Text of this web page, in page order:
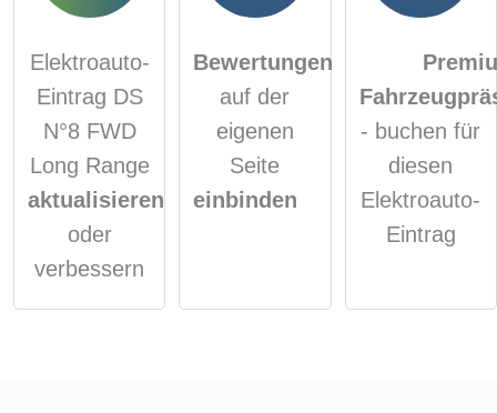
Elektroauto-
Eintrag DS
N°8 FWD
Long Range
aktualisieren
oder
verbessern
Bewertungen
auf der
eigenen
Seite
einbinden
- buchen für
diesen
Elektroauto-
Eintrag